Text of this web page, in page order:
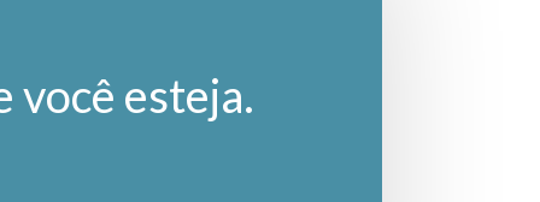
você esteja.